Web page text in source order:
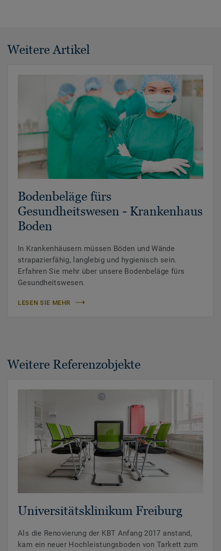
Weitere Artikel
Bodenbeläge fürs
Gesundheitswesen - Krankenhaus
Boden
In Krankenhäusern müssen Böden und Wände
strapazierfähig, langlebig und hygienisch sein.
Erfahren Sie mehr über unsere Bodenbeläge fürs
Gesundheitswesen.
LESEN SIE MEHR
Weitere Referenzobjekte
Universitätsklinikum Freiburg
Als die Renovierung der KBT Anfang 2017 anstand,
kam ein neuer Hochleistungsboden von Tarkett zum